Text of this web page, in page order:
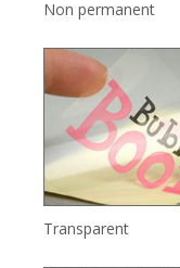
Non permanent
Transparent